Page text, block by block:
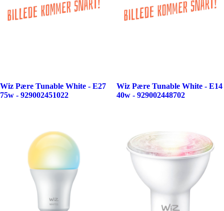
Wiz Pære Tunable White - E27
75w - 929002451022
Wiz Pære Tunable White - E14
40w - 929002448702